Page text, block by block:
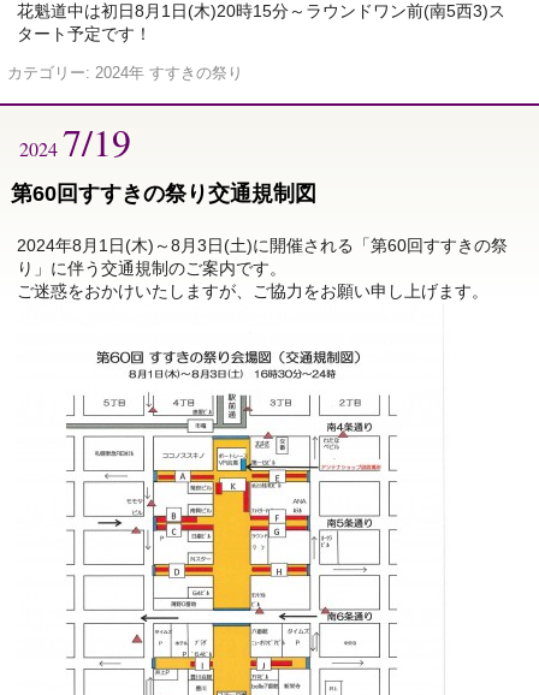
花魁道中は初日8月1日(木)20時15分～ラウンドワン前(南5西3)ス
タート予定です！
カテゴリー: 2024年 すすきの祭り
20247/19
第60回すすきの祭り交通規制図
2024年8月1日(木)～8月3日(土)に開催される「第60回すすきの祭
り」に伴う交通規制のご案内です。
ご迷惑をおかけいたしますが、ご協力をお願い申し上げます。